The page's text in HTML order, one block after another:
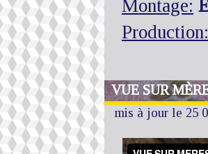
Montage:
Production:
VUE SUR
mis à jour le 25